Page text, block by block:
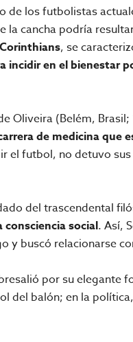
de los futbolistas
cancha podría
, se
incidir en el bienestar
Oliveira (Belém,
de medicina que
el futbol, no detuvo
del trascendental
consciencia social. Así,
y buscó relacionarse
por su elegante
del balón; en la